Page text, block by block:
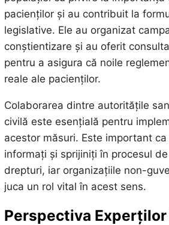
pacienților și au contribuit la
legislative. Ele au organizat
conștientizare și au oferit
pentru a asigura că noile
reale ale pacienților.
Colaborarea dintre autoritățile
civilă este esențială pentru
acestor măsuri. Este important
informați și sprijiniți în procesul
drepturi, iar organizațiile non-
juca un rol vital în acest sens.
Perspectiva